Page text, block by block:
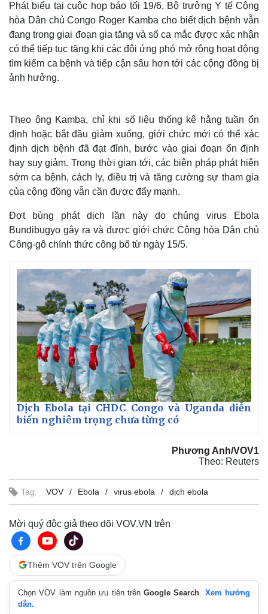
Thế giới
Quan sát
Cuộc sống đó đây
Hồ sơ
Multimedia
Video
Ảnh
E-Magazine
Infographic
Phát biểu tại cuộc họp báo tối 19/6, Bộ trưởng Y tế Cộng
hòa Dân chủ Congo Roger Kamba cho biết dịch bệnh vẫn
đang trong giai đoạn gia tăng và số ca mắc được xác nhận
có thể tiếp tục tăng khi các đội ứng phó mở rộng hoạt động
tìm kiếm ca bệnh và tiếp cận sâu hơn tới các cộng đồng bị
ảnh hưởng.
Theo ông Kamba, chỉ khi số liệu thống kê hằng tuần ổn
định hoặc bắt đầu giảm xuống, giới chức mới có thể xác
định dịch bệnh đã đạt đỉnh, bước vào giai đoạn ổn định
hay suy giảm. Trong thời gian tới, các biện pháp phát hiện
sớm ca bệnh, cách ly, điều trị và tăng cường sự tham gia
của cộng đồng vẫn cần được đẩy mạnh.
Đợt bùng phát dịch lần này do chủng virus Ebola
Bundibugyo gây ra và được giới chức Cộng hòa Dân chủ
Công-gô chính thức công bố từ ngày 15/5.
Dịch Ebola tại CHDC Congo và Uganda diễn
biến nghiêm trọng chưa từng có
Phương Anh/VOV1
Theo: Reuters
Tag: VOV Ebola virus ebola dịch ebola
Mời quý độc giả theo dõi VOV.VN trên
Thêm VOV trên Google
Chọn VOV làm nguồn ưu tiên trênGoogle Search
Xem hướng
dẫn.